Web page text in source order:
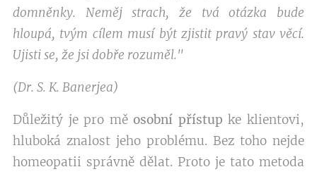
domněnky. Neměj strach, že tvá otázka bude
hloupá, tvým cílem musí být zjistit pravý stav věcí.
Ujisti se, že jsi dobře rozuměl."
(Dr. S. K. Banerjea)
Důležitý je pro měosobní přístup ke klientovi,
hluboká znalost jeho problému. Bez toho nejde
homeopatii správně dělat. Proto je tato metoda